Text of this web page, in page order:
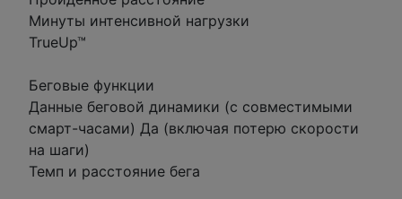
Минуты интенсивной нагрузки
TrueUp™
Беговые функции
Данные беговой динамики (с совместимыми
смарт-часами) Да (включая потерю скорости
на шаги)
Темп и расстояние бега